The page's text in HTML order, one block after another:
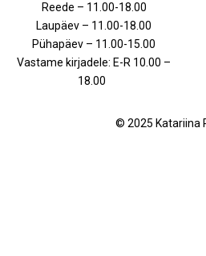
Reede – 11.00-18.00
Laupäev – 11.00-18.00
Pühapäev – 11.00-15.00
Vastame kirjadele: E-R 10.00 –
18.00
© 2025 Katariina